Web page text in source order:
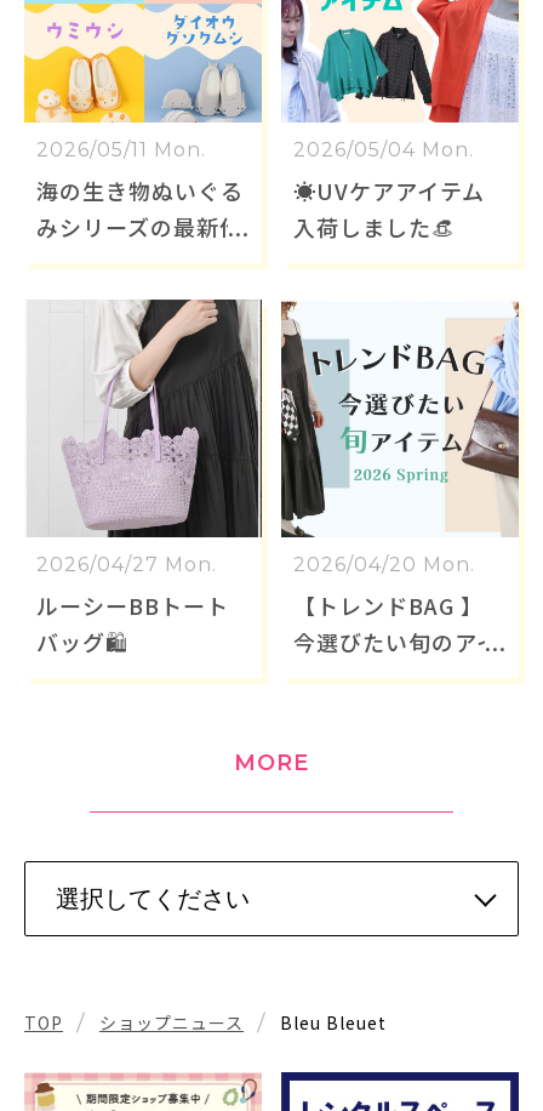
2026/05/11 Mon.
海の生き物ぬいぐる
みシリーズの最新作
が入荷しました！
2026/05/04 Mon.
☀️UVケアアイテム
入荷しました👒
2026/04/27 Mon.
ルーシーBBトート
バッグ🛍️
2026/04/20 Mon.
【トレンドBAG 】
今選びたい旬のアイ
テム♪
MORE
TOP ショップニュース Bleu Bleuet